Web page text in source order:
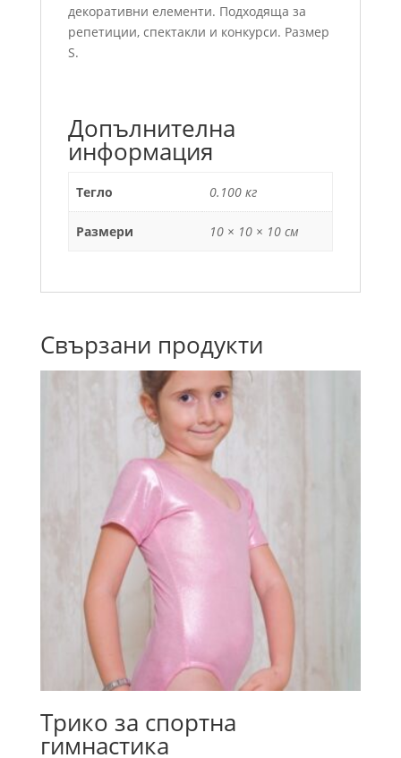
декоративни елементи. Подходяща за
репетиции, спектакли и конкурси. Размер
S.
Допълнителна
информация
Тегло 0.100 кг
Размери 10 × 10 × 10 см
Свързани продукти
Трико за спортна
гимнастика